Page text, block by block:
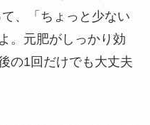
、「ちょっと少ない
。元肥がしっかり効
の1回だけでも大丈夫